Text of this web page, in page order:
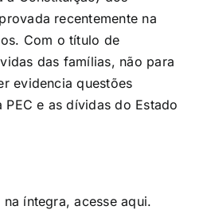
recentemente na
Com o título de
das famílias, não para
evidencia questões
e as dívidas do Estado
na íntegra, acesseaqui.